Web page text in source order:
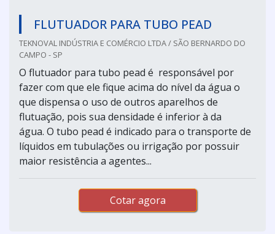
FLUTUADOR PARA TUBO PEAD
TEKNOVAL INDÚSTRIA E COMÉRCIO LTDA / SÃO BERNARDO DO
CAMPO - SP
O flutuador para tubo pead é responsável por
fazer com que ele fique acima do nível da água o
que dispensa o uso de outros aparelhos de
flutuação, pois sua densidade é inferior à da
água. O tubo pead é indicado para o transporte de
líquidos em tubulações ou irrigação por possuir
maior resistência a agentes...
Cotar agora